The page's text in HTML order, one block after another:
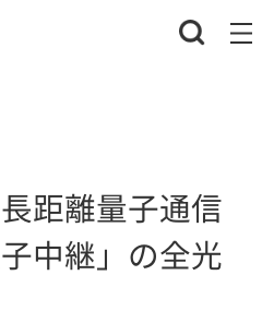
距離量子通信
中継」の全光